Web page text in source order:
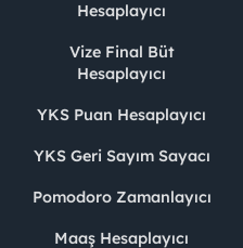
Hesaplayıcı
Vize Final Büt
Hesaplayıcı
YKS Puan Hesaplayıcı
YKS Geri Sayım Sayacı
Pomodoro Zamanlayıcı
Maaş Hesaplayıcı